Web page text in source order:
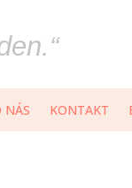
NÁS KONTAKT